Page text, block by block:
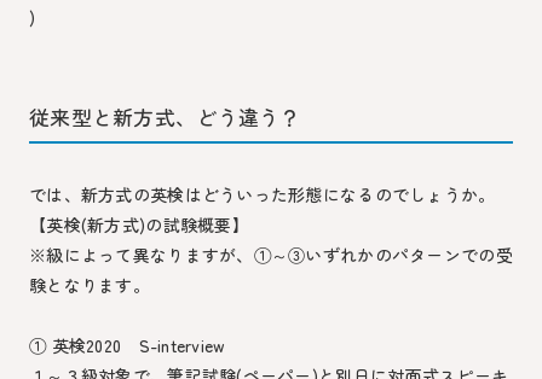
)
従来型と新方式、どう違う？
では、新方式の英検はどういった形態になるのでしょうか。
【英検(新方式)の試験概要】
※級によって異なりますが、①～③いずれかのパターンでの受
験となります。
① 英検2020 S-interview